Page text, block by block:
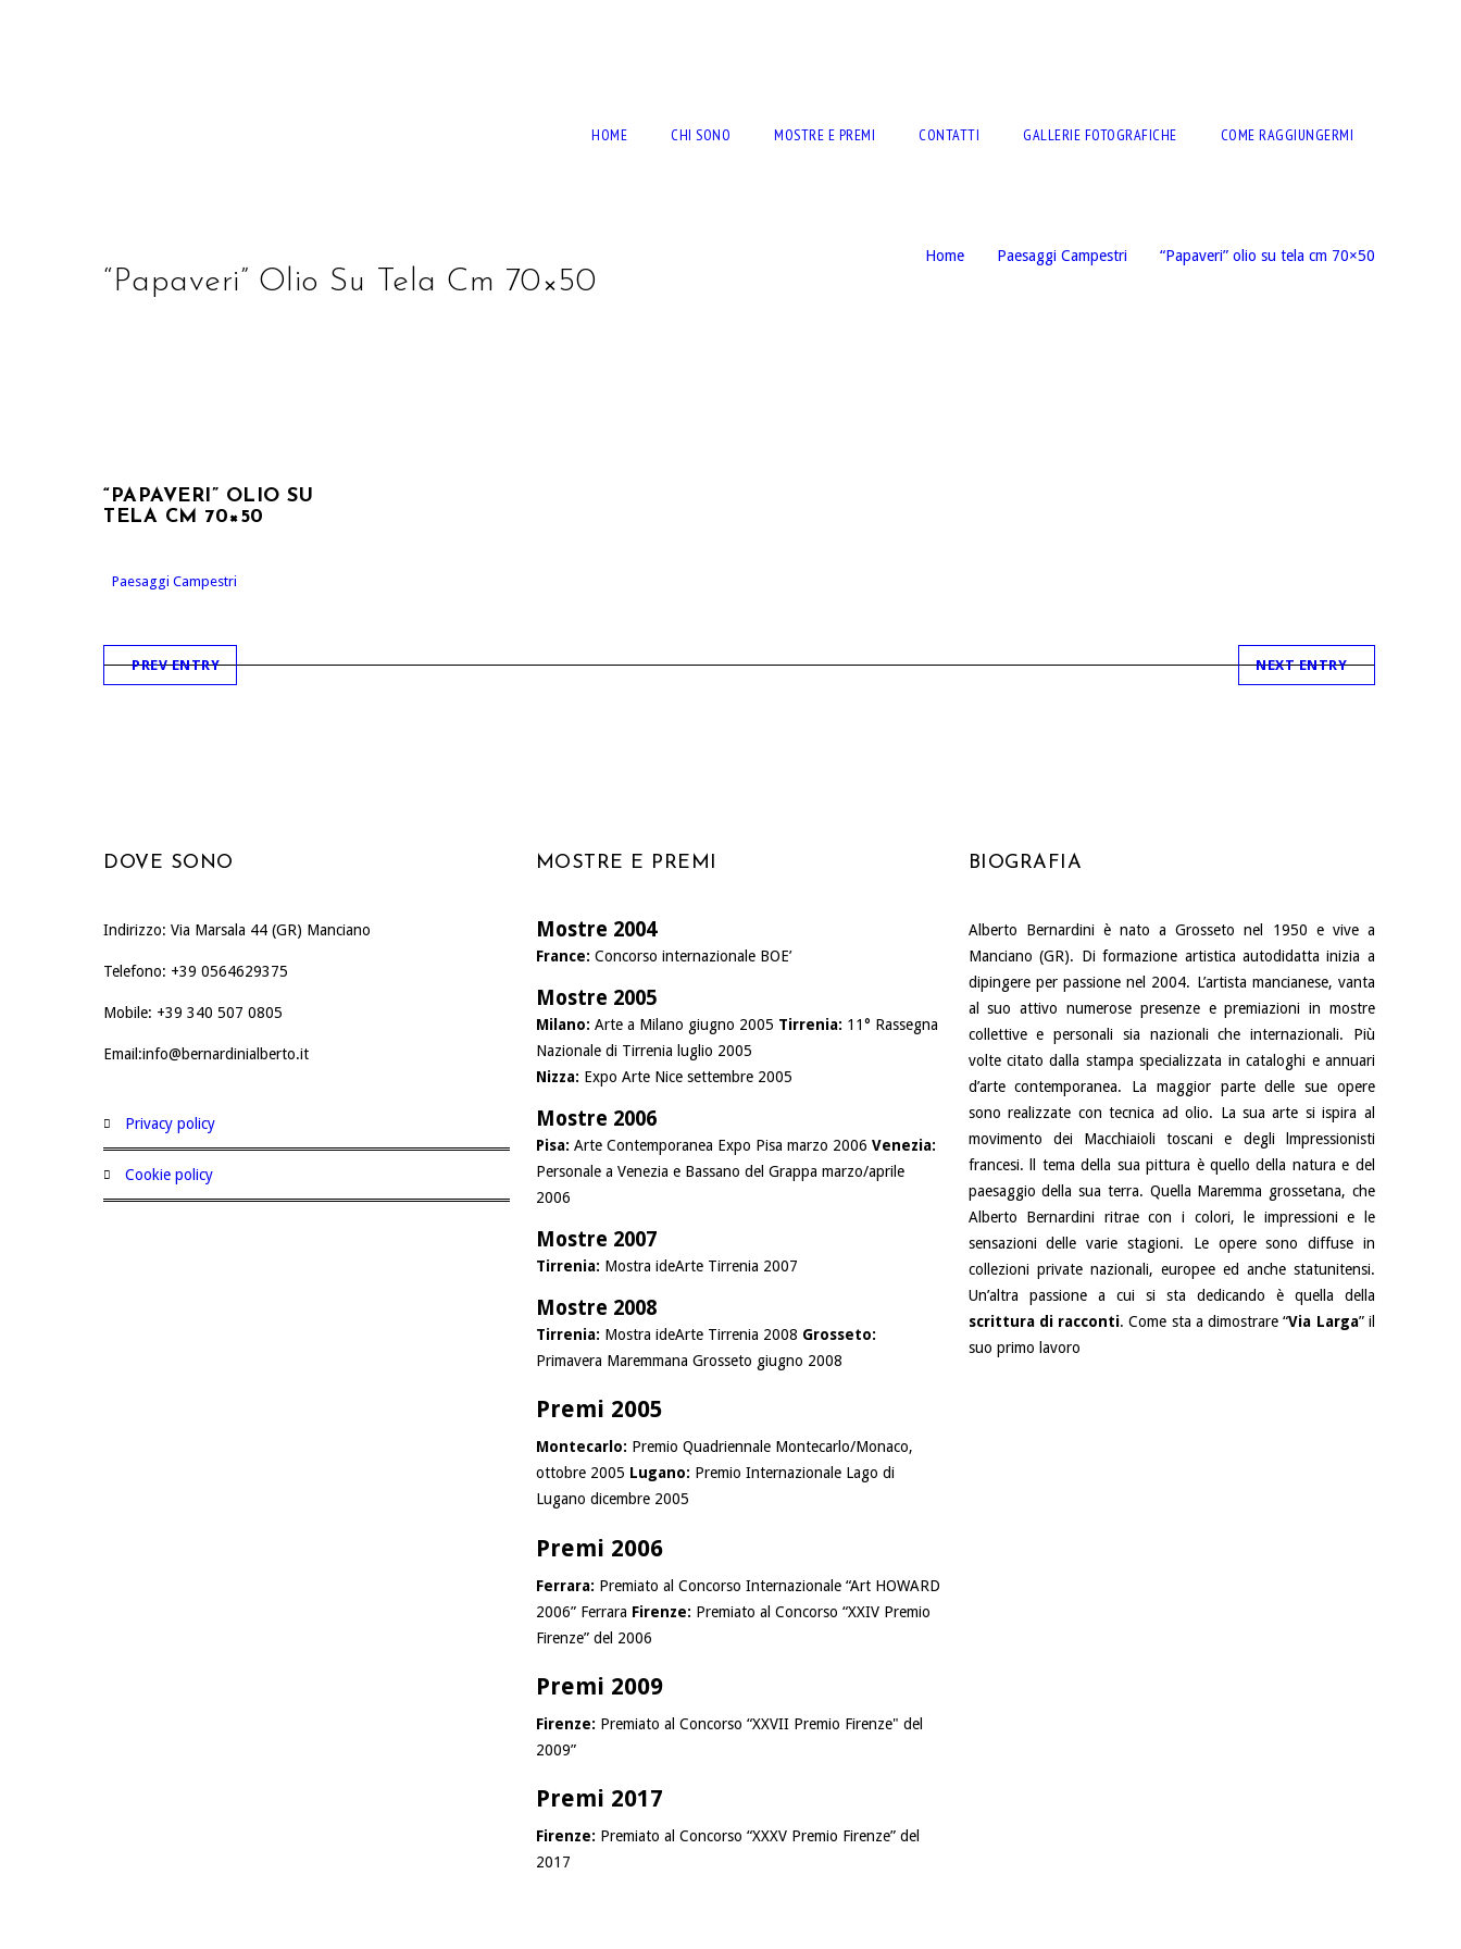
HOME CHI SONO MOSTRE E PREMI CONTATTI GALLERIE FOTOGRAFICHE COME RAGGIUNGERMI
“Papaveri” Olio Su Tela Cm 70×50
Home Paesaggi Campestri “Papaveri” olio su tela cm 70×50
“PAPAVERI” OLIO SU
TELA CM 70×50
Paesaggi Campestri
PREV ENTRY NEXT ENTRY
DOVE SONO
Indirizzo: Via Marsala 44 (GR) Manciano
Telefono: +39 0564629375
Mobile: +39 340 507 0805
Email:info@bernardinialberto.it
privacy policy
cookie policy
MOSTRE E PREMI
Mostre 2004
France: Concorso internazionale BOE’
Mostre 2005
Milano: Arte a Milano giugno 2005 Tirrenia: 11° Rassegna
Nazionale di Tirrenia luglio 2005
Nizza: Expo Arte Nice settembre 2005
Mostre 2006
Pisa: Arte Contemporanea Expo Pisa marzo 2006 Venezia:
Personale a Venezia e Bassano del Grappa marzo/aprile
2006
Mostre 2007
Tirrenia: Mostra ideArte Tirrenia 2007
Mostre 2008
Tirrenia: Mostra ideArte Tirrenia 2008 Grosseto:
Primavera Maremmana Grosseto giugno 2008
Premi 2005
Montecarlo: Premio Quadriennale Montecarlo/Monaco,
ottobre 2005 Lugano: Premio Internazionale Lago di
Lugano dicembre 2005
Premi 2006
Ferrara: Premiato al Concorso Internazionale “Art HOWARD
2006” Ferrara Firenze: Premiato al Concorso “XXIV Premio
Firenze” del 2006
Premi 2009
Firenze: Premiato al Concorso “XXVII Premio Firenze" del
2009”
Premi 2017
Firenze: Premiato al Concorso “XXXV Premio Firenze” del
2017
BIOGRAFIA
Alberto Bernardini è nato a Grosseto nel 1950 e vive a
Manciano (GR). Di formazione artistica autodidatta inizia a
dipingere per passione nel 2004. L’artista mancianese, vanta
al suo attivo numerose presenze e premiazioni in mostre
collettive e personali sia nazionali che internazionali. Più
volte citato dalla stampa specializzata in cataloghi e annuari
d’arte contemporanea. La maggior parte delle sue opere
sono realizzate con tecnica ad olio. La sua arte si ispira al
movimento dei Macchiaioli toscani e degli lmpressionisti
francesi. ll tema della sua pittura è quello della natura e del
paesaggio della sua terra. Quella Maremma grossetana, che
Alberto Bernardini ritrae con i colori, le impressioni e le
sensazioni delle varie stagioni. Le opere sono diffuse in
collezioni private nazionali, europee ed anche statunitensi.
Un’altra passione a cui si sta dedicando è quella della
scrittura di racconti. Come sta a dimostrare “Via Larga” il
suo primo lavoro